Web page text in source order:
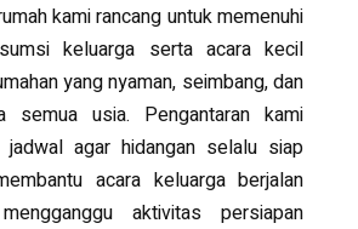
kami rancang untuk memenuhi
keluarga serta acara kecil
yang nyaman, seimbang, dan
semua usia. Pengantaran kami
jadwal agar hidangan selalu siap
acara keluarga berjalan
aktivitas persiapan